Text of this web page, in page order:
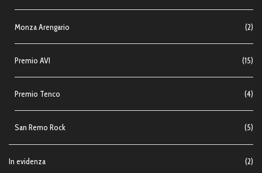
Monza Arengario (2)
Premio AVI (15)
Premio Tenco (4)
San Remo Rock (5)
In evidenza (2)